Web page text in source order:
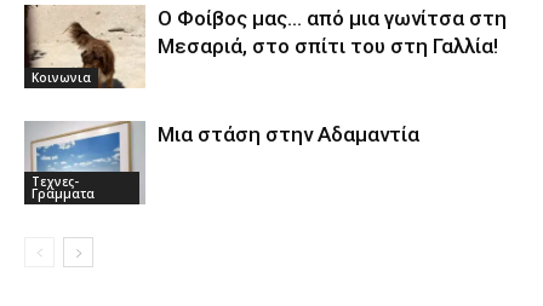
Κοινωνια
Ο Φοίβος μας… από μια γωνίτσα στη
Μεσαριά, στο σπίτι του στη Γαλλία!
Τεχνες-
Γραμματα
Μια στάση στην Αδαμαντία